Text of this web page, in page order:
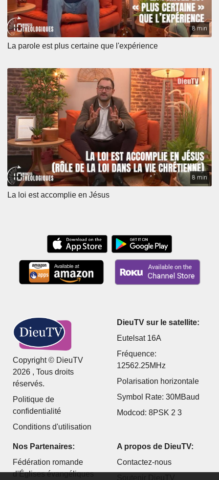
8 min
La parole est plus certaine que l'expérience
8 min
La loi est accomplie en Jésus
Copyright © DieuTV
2026 , Tous droits
réservés.
Politique de
confidentialité
Conditions d'utilisation
DieuTV sur le satellite:
Eutelsat 16A
Fréquence:
12562.25MHz
Polarisation horizontale
Symbol Rate: 30MBaud
Modcod: 8PSK 2 3
Nos Partenaires:
Fédération romande
d’Églises évangéliques
A propos de DieuTV:
Contactez-nous